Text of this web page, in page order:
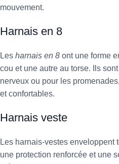
mouvement.
Harnais en 8
Les harnais en 8 ont une forme
cou et une autre au torse. Ils
nerveux ou pour les
et confortables.
Harnais veste
Les harnais-vestes enveloppent
une protection renforcée et une